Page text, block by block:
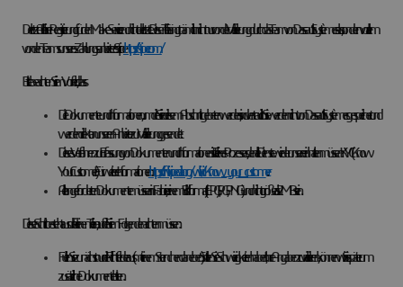
Der letzte Teil Ihrer Registrierung für den Make-Service ... und nicht der letzte. Dieser Teil hängt nämlich nicht nur von der Validierung durch das Team von Dassault Systèmes ab, sondern vor allem
von den Teams unseres Zahlungsanbieters: Stripe -https://stripe.com/
Bitte beachten Sie im Vorfeld, dass :
Die Dokumente und Informationen, um die Sie in diesem Abschnitt gebeten werden, sind vertraulich. Sie werden nicht von Dassault Systèmes gespeichert und
werden direkt an unseren Anbieter zur Validierung gesendet.
Dieses Verfahren zur Erfassung von Dokumenten und Informationen ist Teil eines Prozesses, den alle Dienste wie der unsere einhalten müssen: KYC (Know
Your Customer). Für weitere Informationen:https://fr.wikipedia.org/wiki/Know_your_customer
Alle angeforderten Dokumente müssen in Farbe, in einem Bildformat (JEPG, JPG, PNG) und nicht größer als 2 MB sein.
Dieser Schritt besteht aus drei kleinen Teilen, auf die Sie im Folgenden achten müssen:
Füllen Sie zunächst nur die Pflichtfelder aus (mit einem Sternchen daneben). Sollten Sie Schwierigkeiten haben, Ihre Angaben zu validieren, können wir Sie später um
zusätzliche Dokumente bitten.